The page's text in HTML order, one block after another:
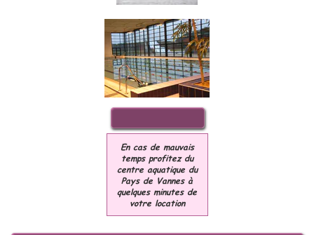
En cas de mauvais
temps profitez du
centre aquatique du
Pays de Vannes à
quelques minutes de
votre location